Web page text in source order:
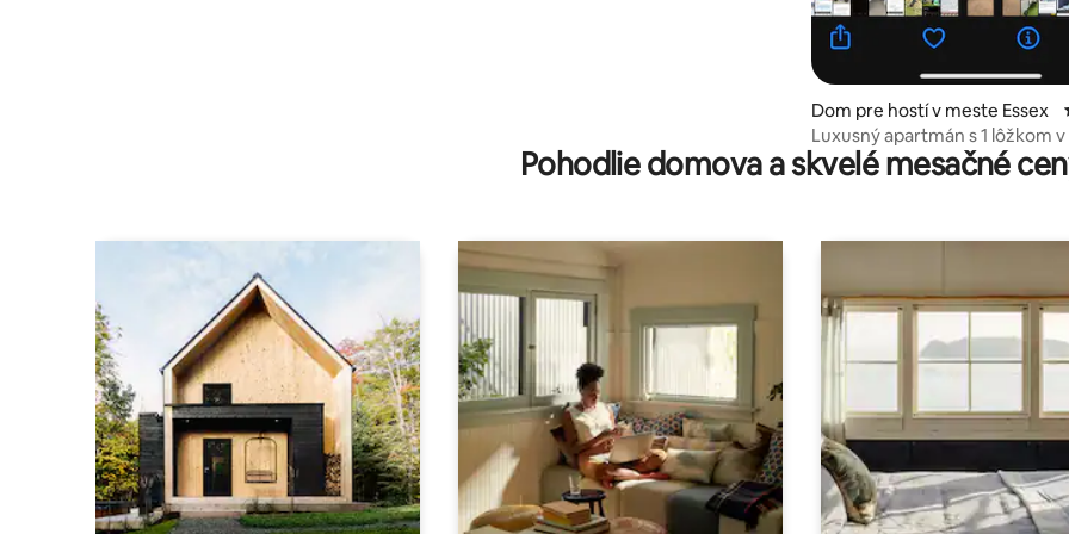
Dom pre hostí v meste Essex
Luxusný apartmán s 1 lôžkom
Essex.
Pohodlie domova a skvelé mesačné